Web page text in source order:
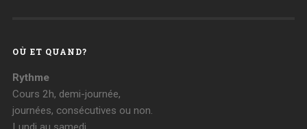
OÙ ET QUAND?
Rythme
Cours 2h, demi-journée,
journées, consécutives ou non.